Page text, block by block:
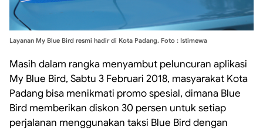
Layanan My Blue Bird resmi hadir di Kota Padang. Foto : Istimewa
Masih dalam rangka menyambut peluncuran aplikasi
My Blue Bird, Sabtu 3 Februari 2018, masyarakat Kota
Padang bisa menikmati promo spesial, dimana Blue
Bird memberikan diskon 30 persen untuk setiap
perjalanan menggunakan taksi Blue Bird dengan